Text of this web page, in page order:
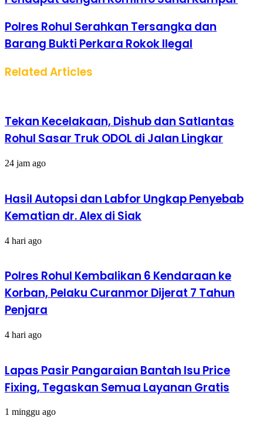
Polres Rohul Serahkan Tersangka dan
Barang Bukti Perkara Rokok Ilegal
Related Articles
Tekan Kecelakaan, Dishub dan Satlantas
Rohul Sasar Truk ODOL di Jalan Lingkar
24 jam ago
Hasil Autopsi dan Labfor Ungkap Penyebab
Kematian dr. Alex di Siak
4 hari ago
Polres Rohul Kembalikan 6 Kendaraan ke
Korban, Pelaku Curanmor Dijerat 7 Tahun
Penjara
4 hari ago
Lapas Pasir Pangaraian Bantah Isu Price
Fixing, Tegaskan Semua Layanan Gratis
1 minggu ago